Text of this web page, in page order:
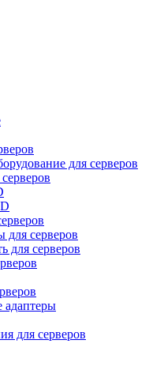
для серверов
для серверов
для серверов
адаптеры
для серверов